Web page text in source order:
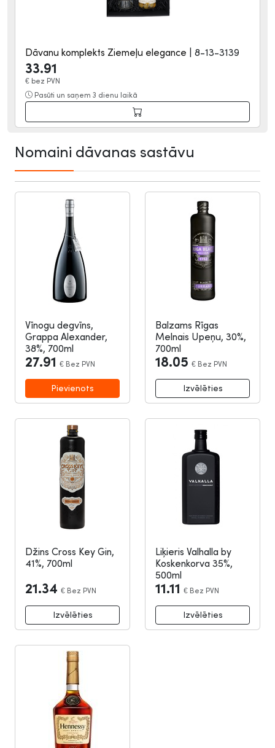
Dāvanu komplekts Ziemeļu elegance | 8-13-3139
33.91
€ bez PVN
Pasūti un saņem 3 dienu laikā
Nomaini dāvanas sastāvu
Vīnogu degvīns,
Grappa Alexander,
38%, 700ml
27.91 € Bez PVN
Balzams Rīgas
Melnais Upeņu, 30%,
700ml
18.05 € Bez PVN
Džins Cross Key Gin,
41%, 700ml
21.34 € Bez PVN
Liķieris Valhalla by
Koskenkorva 35%,
500ml
11.11 € Bez PVN